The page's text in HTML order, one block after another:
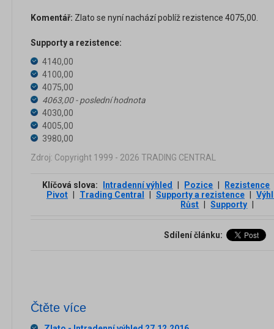
Komentář: Zlato se nyní nachází poblíž rezistence 4075,00.
Supporty a rezistence:
4140,00
4100,00
4075,00
4063,00 - poslední hodnota
4030,00
4005,00
3980,00
Zdroj: Copyright 1999 - 2026 TRADING CENTRAL
Klíčová slova: Intradenní výhled Pozice
Rezistence
Pivot
Trading Central Supporty a rezistence
Růst
Supporty
Sdílení článku:
Čtěte více